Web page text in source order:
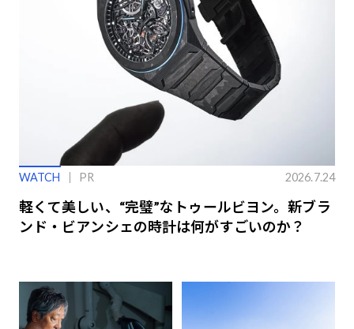
WATCH PR 2026.7.24
軽くて美しい、“完璧”なトゥールビヨン。新ブラ
ンド・ビアンシェの時計は何がすごいのか？